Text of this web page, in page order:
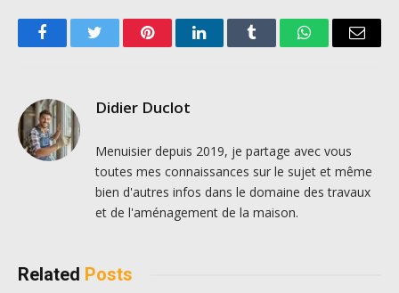
FacebookTwitter PinterestLinkedInTumblr WhatsAppEmail
Didier Duclot
Menuisier depuis 2019, je partage avec vous
toutes mes connaissances sur le sujet et même
bien d'autres infos dans le domaine des travaux
et de l'aménagement de la maison.
Related Posts